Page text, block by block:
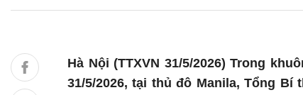
Hà Nội (TTXVN 31/5/2026) Trong
31/5/2026, tại thủ đô Manila, Tổng